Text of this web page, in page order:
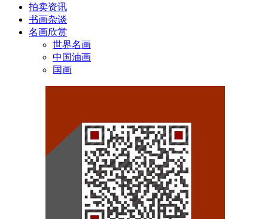
拍卖资讯
书画杂谈
名画欣赏
世界名画
中国油画
国画